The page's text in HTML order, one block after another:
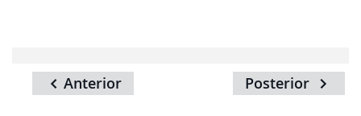
Posterior
Anterior